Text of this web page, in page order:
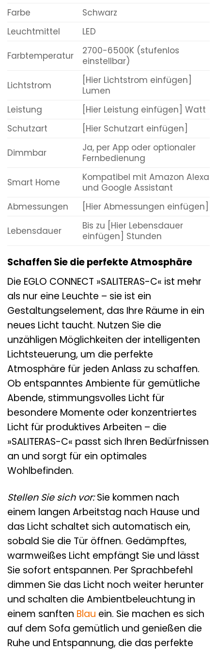
Farbe
Schwarz
Leuchtmittel
LED
Farbtemperatur
2700-6500K (stufenlos
einstellbar)
Lichtstrom
[Hier Lichtstrom einfügen]
Lumen
Leistung
[Hier Leistung einfügen] Watt
Schutzart
[Hier Schutzart einfügen]
Dimmbar
Ja, per App oder optionaler
Fernbedienung
Smart Home
Kompatibel mit Amazon Alexa
und Google Assistant
Abmessungen
[Hier Abmessungen einfügen]
Lebensdauer
Bis zu [Hier Lebensdauer
einfügen] Stunden
Schaffen Sie die perfekte Atmosphäre
Die EGLO CONNECT »SALITERAS-C« ist mehr
als nur eine Leuchte – sie ist ein
Gestaltungselement, das Ihre Räume in ein
neues Licht taucht. Nutzen Sie die
unzähligen Möglichkeiten der intelligenten
Lichtsteuerung, um die perfekte
Atmosphäre für jeden Anlass zu schaffen.
Ob entspanntes Ambiente für gemütliche
Abende, stimmungsvolles Licht für
besondere Momente oder konzentriertes
Licht für produktives Arbeiten – die
»SALITERAS-C« passt sich Ihren Bedürfnissen
an und sorgt für ein optimales
Wohlbefinden.
Stellen Sie sich vor:Sie kommen nach
einem langen Arbeitstag nach Hause und
das Licht schaltet sich automatisch ein,
sobald Sie die Tür öffnen. Gedämpftes,
warmweißes Licht empfängt Sie und lässt
Sie sofort entspannen. Per Sprachbefehl
dimmen Sie das Licht noch weiter herunter
und schalten die Ambientbeleuchtung in
einem sanften Blau ein. Sie machen es sich
auf dem Sofa gemütlich und genießen die
Ruhe und Entspannung, die das perfekte